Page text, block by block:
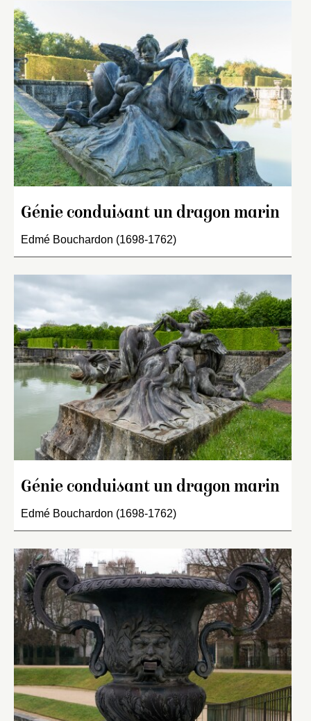
Génie conduisant un dragon marin
Edmé Bouchardon (1698-1762)
Génie conduisant un dragon marin
Edmé Bouchardon (1698-1762)